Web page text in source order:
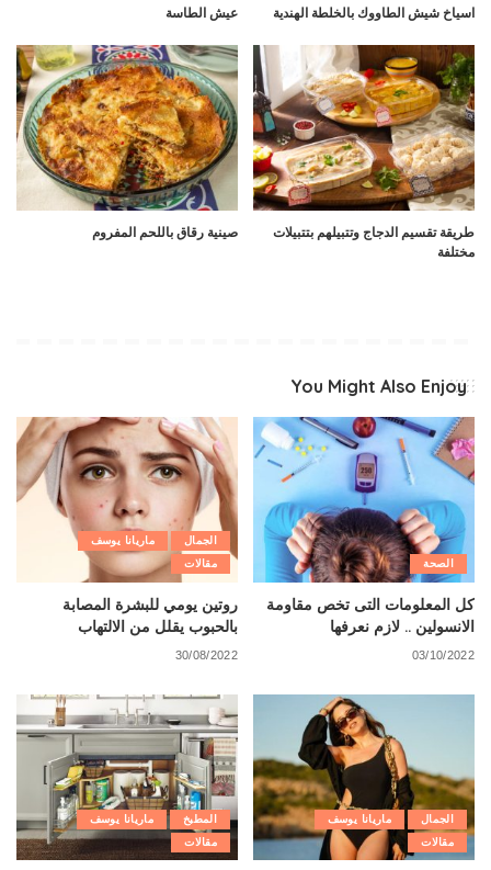
اسياخ شيش الطاووك بالخلطة الهندية عيش الطاسة
طريقة تقسيم الدجاج وتتبيلهم بتتبيلات
مختلفة
صينية رقاق باللحم المفروم
You Might Also Enjoy
الصحة
كل المعلومات التى تخص مقاومة
الانسولين .. لازم نعرفها
03/10/2022
الجمال
ماريانا يوسف
مقالات
روتين يومي للبشرة المصابة
بالحبوب يقلل من الالتهاب
30/08/2022
الجمال
ماريانا يوسف
مقالات
المطبخ
ماريانا يوسف
مقالات